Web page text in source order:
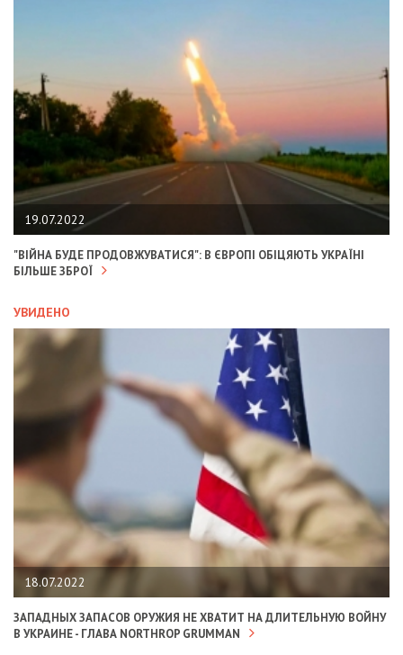
19.07.2022
"ВІЙНА БУДЕ ПРОДОВЖУВАТИСЯ": В ЄВРОПІ ОБІЦЯЮТЬ УКРАЇНІ
БІЛЬШЕ ЗБРОЇ
УВИДЕНО
18.07.2022
ЗАПАДНЫХ ЗАПАСОВ ОРУЖИЯ НЕ ХВАТИТ НА ДЛИТЕЛЬНУЮ ВОЙНУ
В УКРАИНЕ - ГЛАВА NORTHROP GRUMMAN